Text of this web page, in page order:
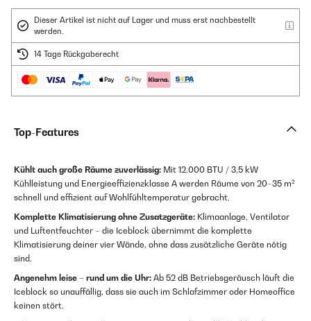
Dieser Artikel ist nicht auf Lager und muss erst nachbestellt
werden.
14 Tage Rückgaberecht
Top-Features
Kühlt auch große Räume zuverlässig: Mit 12.000 BTU / 3,5 kW
Kühlleistung und Energieeffizienzklasse A werden Räume von 20–35 m²
schnell und effizient auf Wohlfühltemperatur gebracht.
Komplette Klimatisierung ohne Zusatzgeräte: Klimaanlage, Ventilator
und Luftentfeuchter – die Iceblock übernimmt die komplette
Klimatisierung deiner vier Wände, ohne dass zusätzliche Geräte nötig
sind.
Angenehm leise – rund um die Uhr: Ab 52 dB Betriebsgeräusch läuft die
Iceblock so unauffällig, dass sie auch im Schlafzimmer oder Homeoffice
keinen stört.